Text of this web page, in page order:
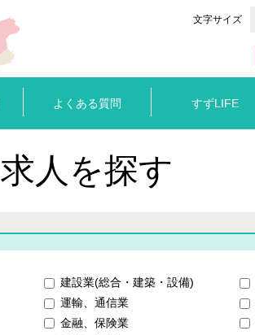
文字サイズ
よくある質問 すずLIFE
求人を探す
建設業(総合・建築・設備)
運輸、通信業
金融、保険業